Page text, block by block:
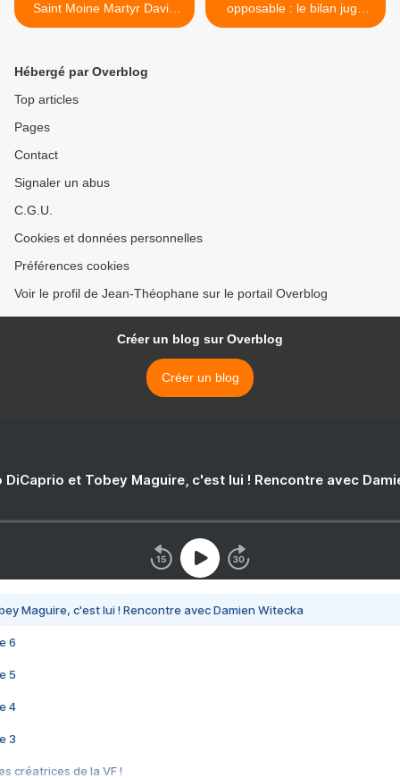
Saint Moine Martyr David
de Salonica
opposable : le bilan jugé
«Décevant» >
Hébergé par Overblog
Top articles
Pages
Contact
Signaler un abus
C.G.U.
Cookies et données personnelles
Préférences cookies
Voir le profil de Jean-Théophane sur le portail Overblog
Créer un blog sur Overblog
Créer un blog
DiCaprio et Tobey Maguire, c'est lui ! Rencontre avec
Maguire, c'est lui ! Rencontre avec Damien Witecka
6
5
4
3
créatrices de la VF !